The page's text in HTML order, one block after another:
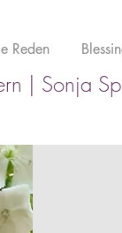
Reden
| Sonja